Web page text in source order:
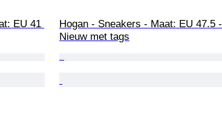
EU 41
Hogan - Sneakers - Maat: EU 47.5 -
Nieuw met tags